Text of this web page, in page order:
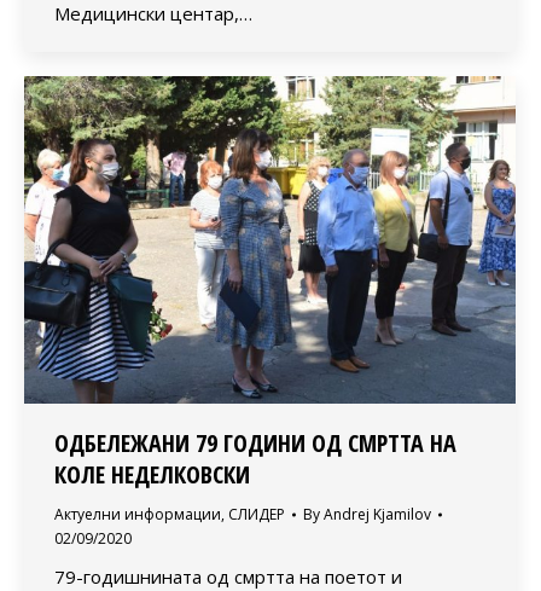
Медицински центар,…
ОДБЕЛЕЖАНИ 79 ГОДИНИ ОД СМРТТА НА
КОЛЕ НЕДЕЛКОВСКИ
Актуелни информации, СЛИДЕР ByAndrej Kjamilov
02/09/2020
79-годишнината од смртта на поетот и